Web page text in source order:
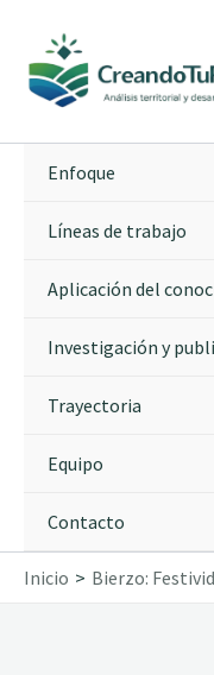
contenido
Enfoque
Líneas de trabajo
Aplicación del
Investigación y
Trayectoria
Equipo
Contacto
Inicio Bierzo: